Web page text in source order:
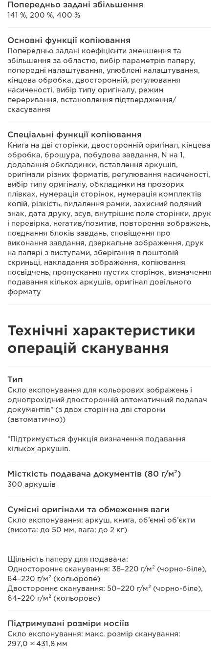
Попередньо задані збільшення
141 %, 200 %, 400 %
Основні функції копіювання
Попередньо задані коефіцієнти зменшення та
збільшення за областю, вибір параметрів паперу,
попередні налаштування, улюблені налаштування,
кінцева обробка, двосторонній, регулювання
насиченості, вибір типу оригіналу, режим
переривання, встановлення підтвердження/
скасування
Спеціальні функції копіювання
Книга на дві сторінки, двосторонній оригінал, кінцева
обробка, брошура, побудова завдання, N на 1,
додавання обкладинки, вставлення аркушів,
оригінали різних форматів, регулювання насиченості,
вибір типу оригіналу, обкладинки на прозорих
плівках, нумерація сторінок, нумерація комплектів
копій, різкість, видалення рамки, захисний водяний
знак, дата друку, зсув, внутрішнє поле сторінки, друк
і перевірка, негатив/позитив, повторення зображень,
поєднання блоків завдань, сповіщення про
виконання завдання, дзеркальне зображення, друк
на папері з виступами, зберігання в поштовій
скриньці, накладання зображення, копіювання
посвідчень, пропускання пустих сторінок, визначення
подавання кількох аркушів, оригінал довільного
формату
Технічні характеристики
операцій сканування
Тип
Скло експонування для кольорових зображень і
однопрохідний двосторонній автоматичний подавач
документів* (з двох сторін на дві сторони
(автоматично))
*Підтримується функція визначення подавання
кількох аркушів.
Місткість подавача документів (80 г/м²)
300 аркушів
Сумісні оригінали та обмеження ваги
Скло експонування: аркуш, книга, об’ємні об’єкти
(висота: до 50 мм, вага: до 2 кг)
Щільність паперу для подавача:
Одностороннє сканування: 38–220 г/м² (чорно-біле),
64–220 г/м² (кольорове)
Двостороннє сканування: 50–220 г/м² (чорно-біле),
64–220 г/м² (кольорове)
Підтримувані розміри носіїв
Скло експонування: макс. розмір сканування:
297,0 × 431,8 мм